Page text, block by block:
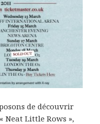
de découvrir
Neat Little Rows »,